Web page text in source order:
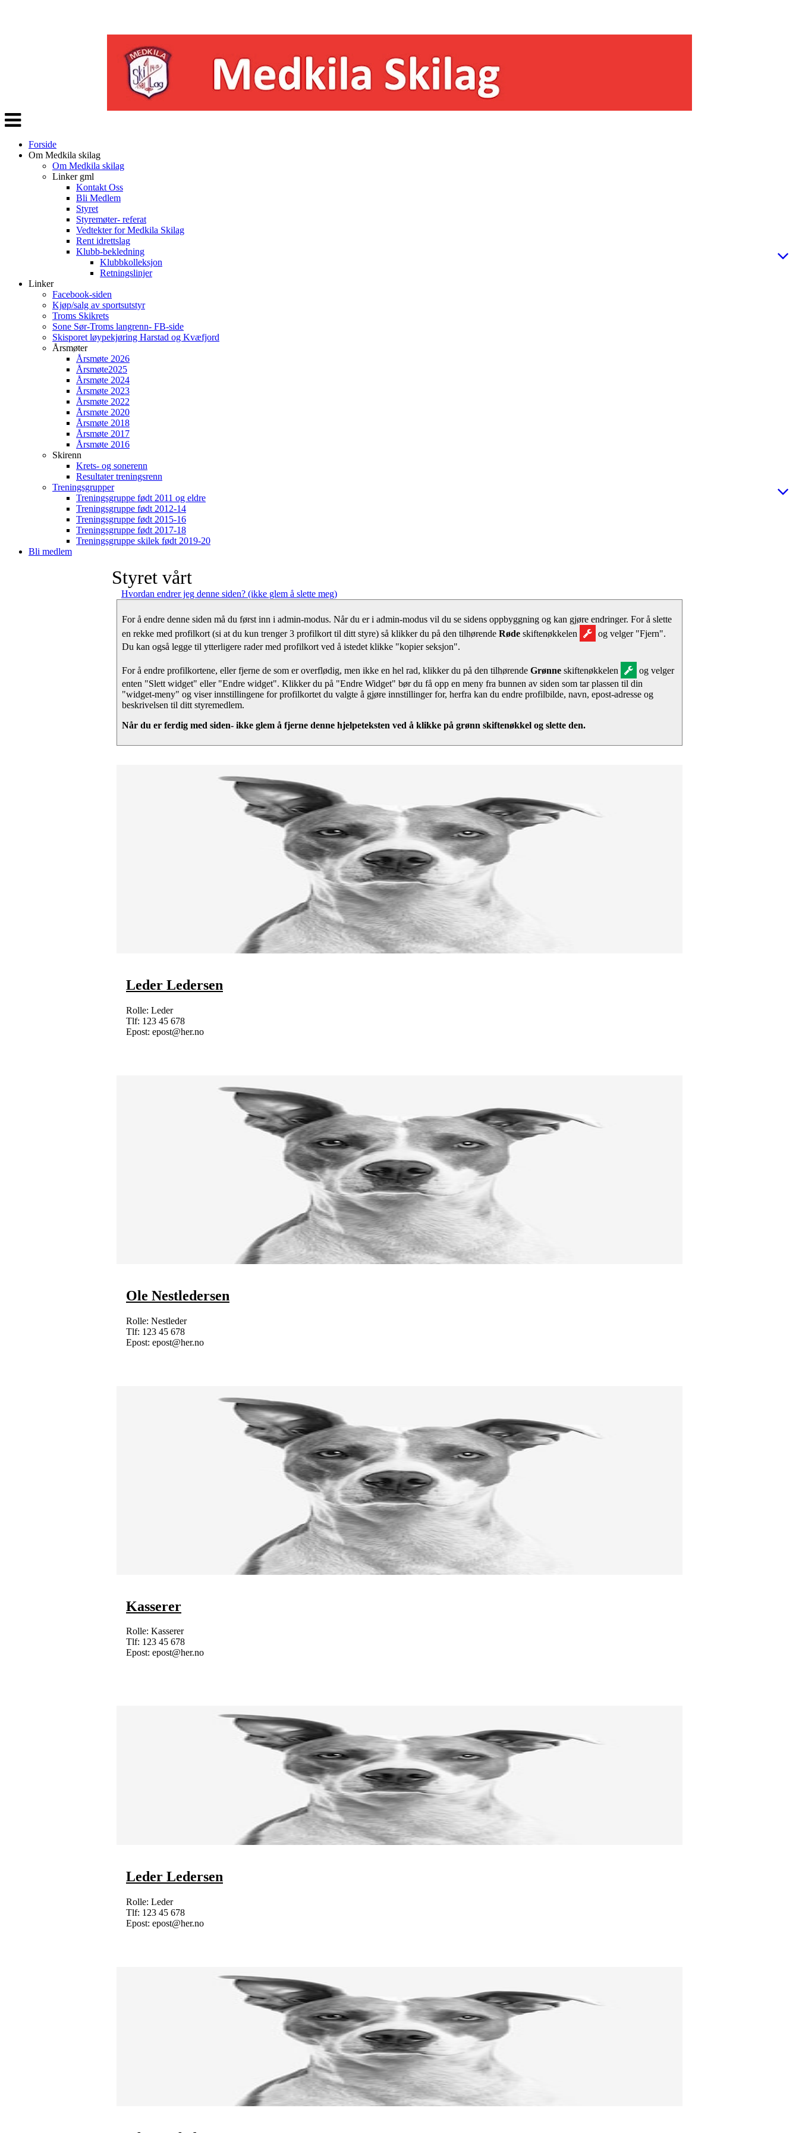
Veksle
navigasjon
Forside
Om Medkila skilag
Om Medkila skilag
Linker gml
Kontakt Oss
Bli Medlem
Styret
Styremøter- referat
Vedtekter for Medkila Skilag
Rent idrettslag
Klubb-bekledning
Klubbkolleksjon
Retningslinjer
Linker
Facebook-siden
Kjøp/salg av sportsutstyr
Troms Skikrets
Sone Sør-Troms langrenn- FB-side
Skisporet løypekjøring Harstad og Kvæfjord
Årsmøter
Årsmøte 2026
Årsmøte2025
Årsmøte 2024
Årsmøte 2023
Årsmøte 2022
Årsmøte 2020
Årsmøte 2018
Årsmøte 2017
Årsmøte 2016
Skirenn
Krets- og sonerenn
Resultater treningsrenn
Treningsgrupper
Treningsgruppe født 2011 og eldre
Treningsgruppe født 2012-14
Treningsgruppe født 2015-16
Treningsgruppe født 2017-18
Treningsgruppe skilek født 2019-20
Bli medlem
Styret vårt
Hvordan endrer jeg denne siden? (ikke glem å slette meg)
For å endre denne siden må du først inn i admin-modus. Når du er i admin-modus vil du se sidens oppbyggning og kan gjøre endringer. For å slette
en rekke med profilkort (si at du kun trenger 3 profilkort til ditt styre) så klikker du på den tilhørende Røde skiftenøkkelen
og velger "Fjern".
Du kan også legge til ytterligere rader med profilkort ved å istedet klikke "kopier seksjon".
For å endre profilkortene, eller fjerne de som er overflødig, men ikke en hel rad, klikker du på den tilhørende Grønne skiftenøkkelen
og velger
enten "Slett widget" eller "Endre widget". Klikker du på "Endre Widget" bør du få opp en meny fra bunnen av siden som tar plassen til din
"widget-meny" og viser innstillingene for profilkortet du valgte å gjøre innstillinger for, herfra kan du endre profilbilde, navn, epost-adresse og
beskrivelsen til ditt styremedlem.
Når du er ferdig med siden- ikke glem å fjerne denne hjelpeteksten ved å klikke på grønn skiftenøkkel og slette den.
Leder Ledersen
Rolle: Leder
Tlf: 123 45 678
Epost: epost@her.no
Ole Nestledersen
Rolle: Nestleder
Tlf: 123 45 678
Epost: epost@her.no
Kasserer
Rolle: Kasserer
Tlf: 123 45 678
Epost: epost@her.no
Leder Ledersen
Rolle: Leder
Tlf: 123 45 678
Epost: epost@her.no